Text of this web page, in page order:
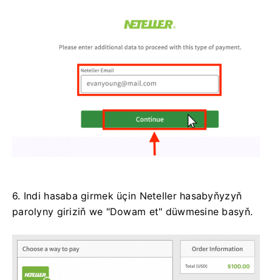
6. Indi hasaba girmek üçin Neteller hasabyňyzyň
parolyny giriziň we "Dowam et" düwmesine basyň.